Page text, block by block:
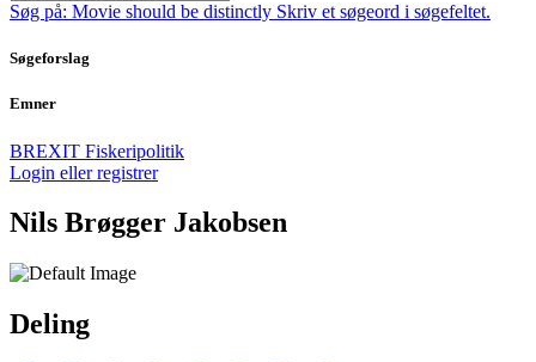
Søg på: Movie should be distinctly Skriv et søgeord i søgefeltet.
Søgeforslag
Emner
BREXIT Fiskeripolitik
Login eller registrer
Nils Brøgger Jakobsen
Deling